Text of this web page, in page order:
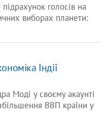
голосів на
виборах планети:
Індії
Моді у своєму акаунті
ВВП країни у